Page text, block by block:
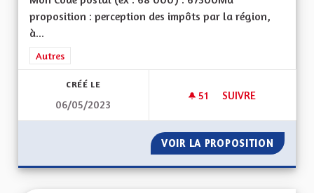
proposition : perception des impôts par la région,
à...
Filtrer les résultats de la catégorie : Autres
Autres
CRÉÉ LE
06/05/2023
51 51 ABONNÉS
SUIVRE
VOIR LA PROPOSITION